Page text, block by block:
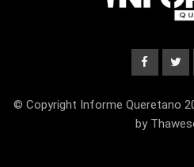
© Copyright Informe Queretano
by